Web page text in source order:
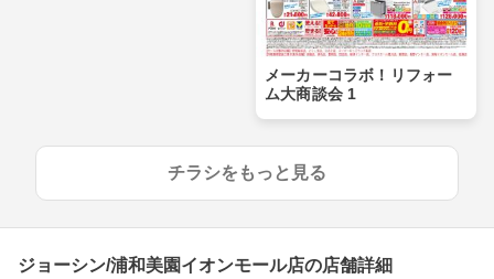
メーカーコラボ！リフォー
ム大商談会 1
チラシをもっと見る
ジョーシン/浦和美園イオンモール店の店舗詳細